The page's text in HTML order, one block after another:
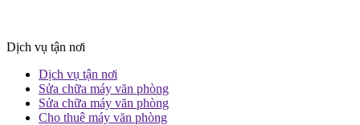
Dịch vụ tận nơi
Dịch vụ tận nơi
Sửa chữa máy văn phòng
Sửa chữa máy văn phòng
Cho thuê máy văn phòng